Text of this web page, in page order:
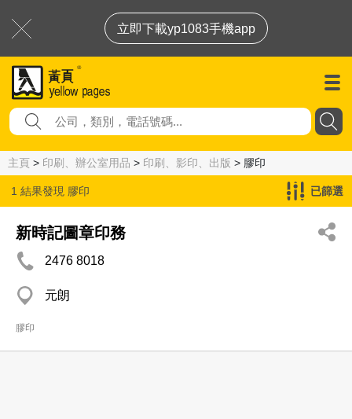
立即下載yp1083手機app
主頁 > 印刷、辦公室用品 > 印刷、影印、出版 > 膠印
1 結果發現 膠印 已篩選
新時記圖章印務
2476 8018
元朗
膠印